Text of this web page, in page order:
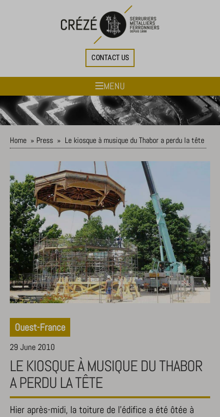
CONTACT US
MENU
Home » Press » Le kiosque à musique du Thabor a perdu la tête
Ouest-France
29 June 2010
LE KIOSQUE À MUSIQUE DU THABOR
A PERDU LA TÊTE
Hier après-midi, la toiture de l’édifice a été ôtée à